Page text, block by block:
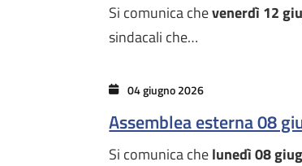
Si comunica chevenerdì 12
sindacali che…
04 giugno 2026
Assemblea esterna 08
Si comunica chelunedì 08